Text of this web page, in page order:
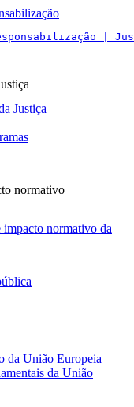
|
Justiça
normativo
impacto normativo da
da União Europeia
da União